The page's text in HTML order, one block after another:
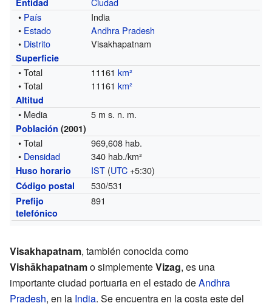
• País
India
• Estado
Andhra Pradesh
• Distrito Visakhapatnam
Superficie
• Total 11161km²
• Total
11161km²
Altitud
• Media 5 m s. n. m.
Población (2001)
• Total
969,608 hab.
• Densidad 340 hab./km²
Huso horario IST (UTC +5:30)
Código postal 530/531
Prefijo
telefónico
891
Visakhapatnam, también conocida como
Vishākhapatnamo simplementeVizag, es una
importante ciudad portuaria en el estado deAndhra
Pradesh, en la India. Se encuentra en la costa este del